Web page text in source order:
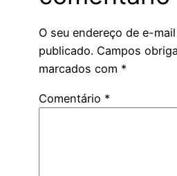
O seu endereço de e-
publicado. Campos
marcados com *
Comentário *